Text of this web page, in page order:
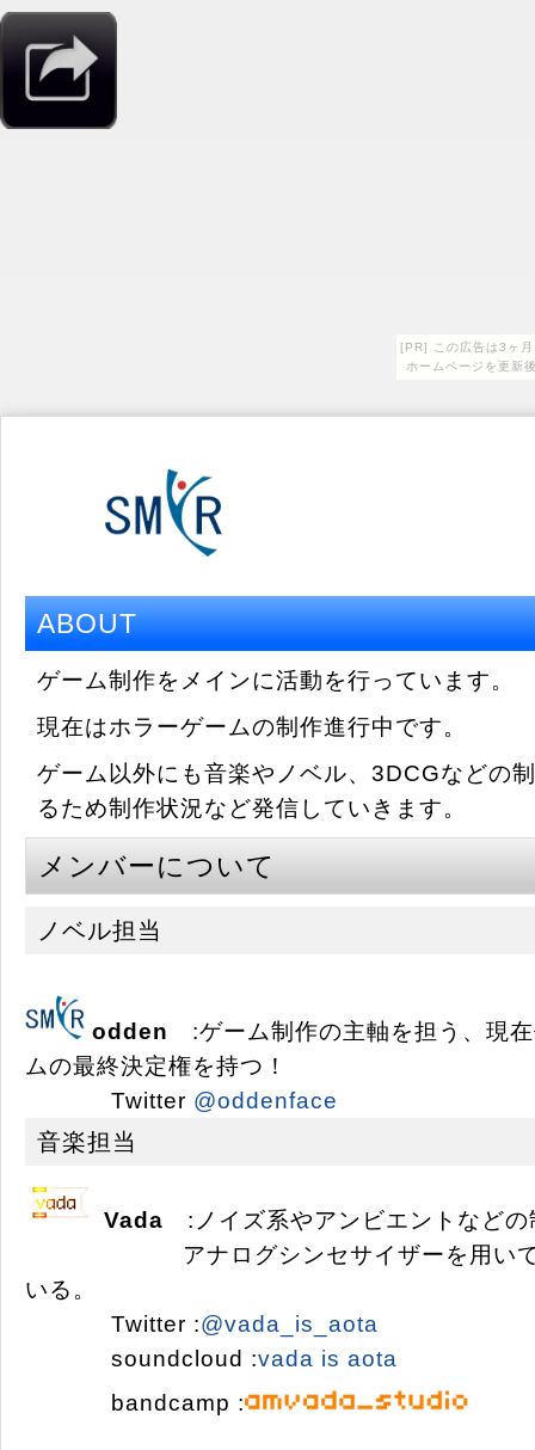
[PR] この広告は3ヶ
ホームページを更新
ABOUT
ゲーム制作をメインに活動を行っています。
現在はホラーゲームの制作進行中です。
ゲーム以外にも音楽やノベル、3DCGなどの
るため制作状況など発信していきます。
メンバーについて
ノベル担当
odden :ゲーム制作の主軸を担う、現
ムの最終決定権を持つ！
Twitter @oddenface
音楽担当
Vada :ノイズ系やアンビエントなどの
アナログシンセサイザーを用いて日
いる。
Twitter :@vada_is_aota
soundcloud :vada is aota
bandcamp :